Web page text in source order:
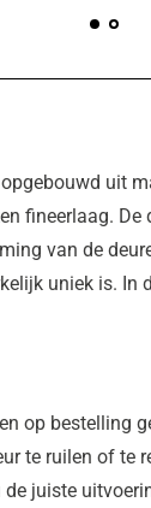
uit
fineerlaag.
van de
uniek is. In
op bestelling
te ruilen of te
juiste